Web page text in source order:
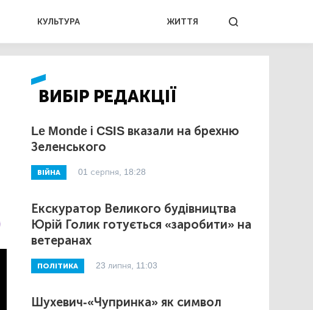
КУЛЬТУРА ЖИТТЯ
ВИБІР РЕДАКЦІЇ
Le Monde і CSIS вказали на брехню
Зеленського
ВІЙНА 01 серпня, 18:28
Екскуратор Великого будівництва
Юрій Голик готується «заробити» на
ветеранах
ПОЛІТИКА 23 липня, 11:03
Шухевич-«Чупринка» як символ